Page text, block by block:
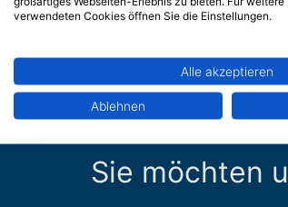
Sie möchten
verwendeten Cookies öffnen Sie die Einstellungen.
Alle akzeptieren
Ablehnen